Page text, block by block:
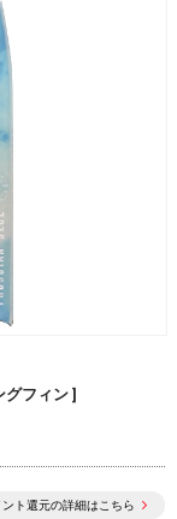
フィン ]
ント還元の詳細はこちら